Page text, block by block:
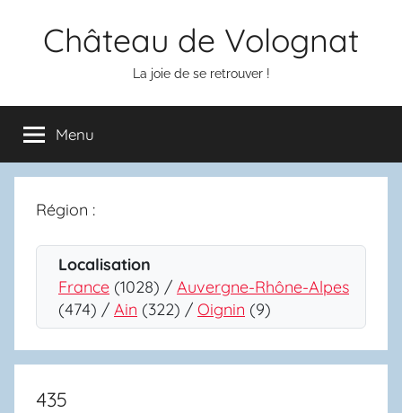
Château de Volognat
La joie de se retrouver !
Menu
Région :
Localisation
France (1028) / Auvergne-Rhône-Alpes
(474) / Ain (322) / Oignin (9)
435